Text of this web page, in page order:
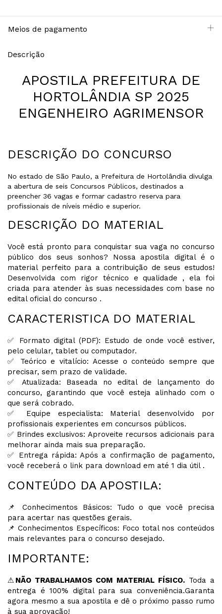
Meios de pagamento
Descrição
APOSTILA PREFEITURA DE
HORTOLÂNDIA SP 2025
ENGENHEIRO AGRIMENSOR
DESCRIÇÃO DO CONCURSO
No estado de São Paulo, a Prefeitura de Hortolândia divulga
a abertura de seis Concursos Públicos, destinados a
preencher 36 vagas e formar cadastro reserva para
profissionais de níveis médio e superior.
DESCRIÇÃO DO MATERIAL
Você está pronto para conquistar sua vaga no concurso
público dos seus sonhos? Nossa apostila digital é o
material perfeito para a contribuição de seus estudos!
Desenvolvida com rigor técnico e qualidade , ela foi
criada para atender às suas necessidades com base no
edital oficial do concurso .
CARACTERISTICA DO MATERIAL
✅ Formato digital (PDF): Estudo de onde você estiver,
pelo celular, tablet ou computador.
✅ Teórico e vitalício: Acesse o conteúdo sempre que
precisar, sem prazo de validade.
✅ Atualizada: Baseada no edital de lançamento do
concurso, garantindo que você esteja alinhado com o
que será cobrado.
✅ Equipe especialista: Material desenvolvido por
profissionais experientes em concursos públicos.
✅ Brindes exclusivos: Aproveite recursos adicionais para
melhorar ainda mais sua preparação.
✅ Entrega rápida: Após a confirmação de pagamento,
você receberá o link para download em até 1 dia útil .
CONTEÚDO DA APOSTILA:
📌 Conhecimentos Básicos: Tudo o que você precisa
para acertar nas questões gerais.
📌 Conhecimentos Específicos: Foco total nos conteúdos
mais relevantes para o concurso desejado.
IMPORTANTE:
⚠ NÃO TRABALHAMOS COM MATERIAL FÍSICO. Toda a
entrega é 100% digital para sua conveniência.Garanta
agora mesmo a sua apostila e dê o próximo passo rumo
à sua aprovação!